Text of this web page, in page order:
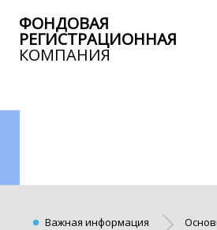
ФОНДОВАЯ
РЕГИСТРАЦИОННАЯ
КОМПАНИЯ
Важная информация